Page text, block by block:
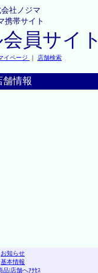
社ノジマ
携帯サイト
員サイト
イページ ｜ 店舗検索
舗情報
お知らせ
基本情報
品|店舗へｱｸｾｽ